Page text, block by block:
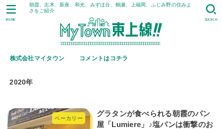
朝霞、志木、新座、和光、みずほ台、鶴瀬、上福岡、ふじみ野の住みよ
さをご紹介
株式会社マイタウン コメントはコチラ
SEARCH
MENU
2020年
ベーカリー
グラタンが食べられる朝霞のパン
屋「Lumiere」♪塩パンは衝撃のお